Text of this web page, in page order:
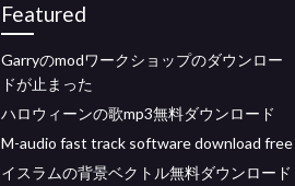
Featured
Garryのmodワークショップのダウンロー
ドが止まった
ハロウィーンの歌mp3無料ダウンロード
M-audio fast track software download free
イスラムの背景ベクトル無料ダウンロード